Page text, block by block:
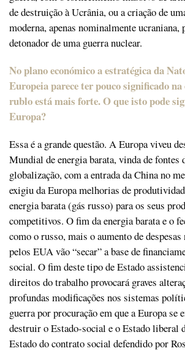
de destruição à Ucrânia, ou a criação de
moderna, apenas nominalmente ucraniana,
detonador de uma guerra nuclear.
No plano económico a estratégica da
Europeia parece ter pouco significado
rublo está mais forte. O que isto pode
Europa?
Essa é a grande questão. A Europa viveu
Mundial de energia barata, vinda de fontes
globalização, com a entrada da China no
exigiu da Europa melhorias de
energia barata (gás russo) para os seus
competitivos. O fim da energia barata e o
como o russo, mais o aumento de
pelos EUA vão “secar” a base de
social. O fim deste tipo de Estado
direitos do trabalho provocará graves
profundas modificações nos sistemas
guerra por procuração em que a Europa se
destruir o Estado-social e o Estado liberal
Estado do contrato social defendido por